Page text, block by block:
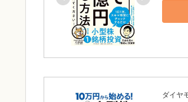
ダイヤ